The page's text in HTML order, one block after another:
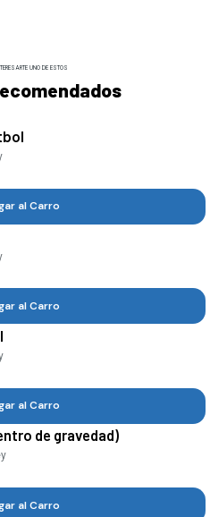
UNO DE ESTOS
al Carro
al Carro
al Carro
de gravedad)
al Carro